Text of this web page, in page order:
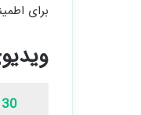
برای
30 بهترین پیج های اینستاگرام برای تبلیغ